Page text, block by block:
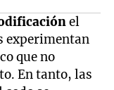
el
experimentan
que no
En tanto, las